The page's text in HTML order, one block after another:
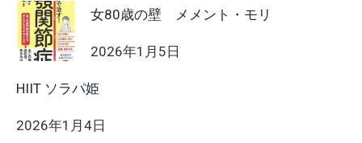
女80歳の壁 メメント・モリ
2026年1月5日
HIIT ソラパ姫
2026年1月4日